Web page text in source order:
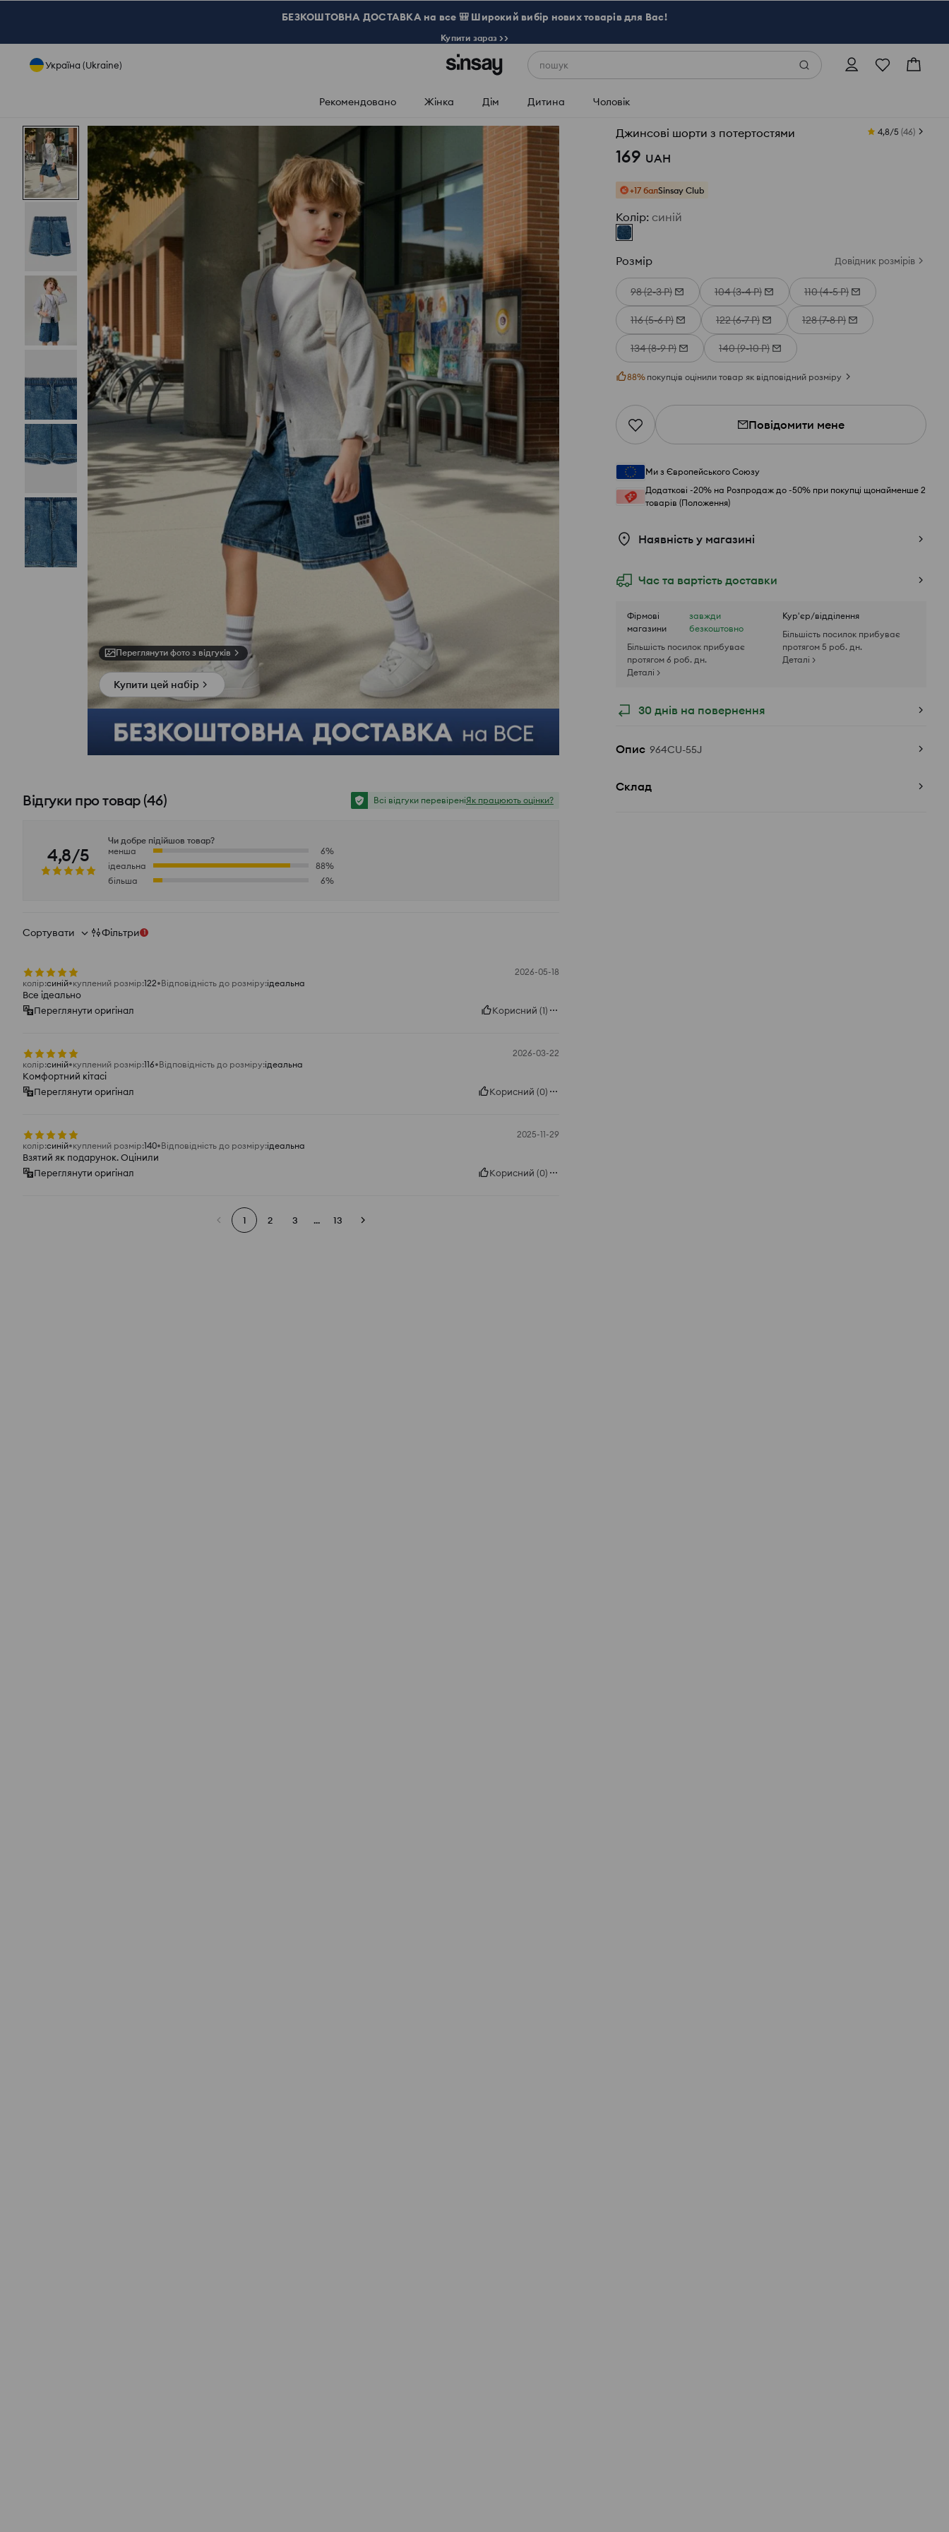
БЕЗКОШТОВНА ДОСТАВКА на все 🎒 Широкий вибір нових товарів для Вас!
Купити зараз >>
Україна (Ukraine) пошук
Рекомендовано Жінка Дім Дитина Чоловік
Джинсові шорти з потертостями 4,8/5 (46)
169 UAH
+17 балSinsay Club
Колір: синій
Розмір Довідник розмірів
98 (2-3 Р) 104 (3-4 Р) 110 (4-5 Р)
116 (5-6 Р) 122 (6-7 Р) 128 (7-8 Р)
134 (8-9 Р) 140 (9-10 Р)
88% покупців оцінили товар як відповідний розміру
Повідомити мене
Ми з Європейського Союзу
Додаткові -20% на Розпродаж до -50% при покупці щонайменше 2
товарів (Положення)
Наявність у магазині
Час та вартість доставки
Фірмові
магазини
завжди
безкоштовно
Більшість посилок прибуває
протягом 6 роб. дн.
Деталі >
Кур'єр/відділення
Більшість посилок прибуває
протягом 5 роб. дн.
Деталі >
30 днів на повернення
Опис 964CU-55J
Склад
Переглянути фото з відгуків
Купити цей набір
Відгуки про товар(46) Всі відгуки перевіреніЯк працюють оцінки?
4,8/5
Чи добре підійшов товар?
менша
6%
ідеальна
88%
більша
6%
Сортувати Фільтри 1
2026-05-18
колір:синій куплений розмір:122 Відповідність до розміру:ідеальна
Все ідеально
Переглянути оригінал
Корисний (1)
2026-03-22
колір:синій куплений розмір:116 Відповідність до розміру:ідеальна
Комфортний кітасі
Переглянути оригінал
Корисний (0)
2025-11-29
колір:синій куплений розмір:140 Відповідність до розміру:ідеальна
Взятий як подарунок. Оцінили
Переглянути оригінал
Корисний (0)
1 2 3 ... 13